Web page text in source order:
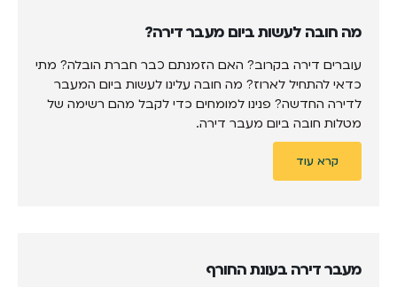
מה חובה לעשות ביום מעבר דירה?
עוברים דירה בקרוב? האם הזמנתם כבר חברת הובלה? מתי
כדאי להתחיל לארוז? מה חובה עלינו לעשות ביום המעבר
לדירה החדשה? פנינו למומחים כדי לקבל מהם רשימה של
מטלות חובה ביום מעבר דירה.
קרא עוד
מעבר דירה בעונת החורף